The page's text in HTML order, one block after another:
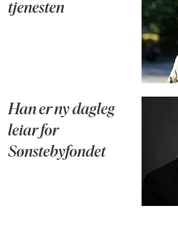
tjenesten
Han er ny dagleg
leiar for
Sønstebyfondet